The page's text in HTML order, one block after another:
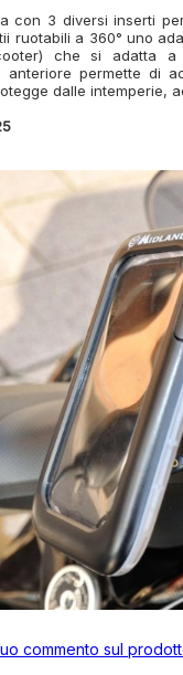
con 3 diversi inserti
ruotabili a 360° uno
che si adatta
anteriore permette di
dalle intemperie,
commento sul